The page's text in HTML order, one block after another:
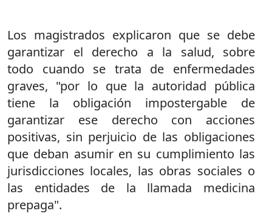
Los magistrados explicaron que se debe
garantizar el derecho a la salud, sobre
todo cuando se trata de enfermedades
graves, "por lo que la autoridad pública
tiene la obligación impostergable de
garantizar ese derecho con acciones
positivas, sin perjuicio de las obligaciones
que deban asumir en su cumplimiento las
jurisdicciones locales, las obras sociales o
las entidades de la llamada medicina
prepaga".